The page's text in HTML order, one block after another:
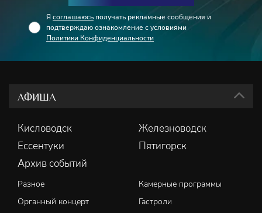
Я соглашаюсь получать рекламные сообщения и
подтверждаю ознакомление с условиями
Политики Конфиденциальности
АФИША
Кисловодск
Железноводск
Ессентуки
Пятигорск
Архив событий
Разное
Камерные программы
Органный концерт
Гастроли